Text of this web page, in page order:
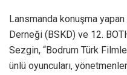
Lansmanda konuşma
Derneği (BSKD) ve 12.
Sezgin, “Bodrum Türk
ünlü oyuncuları,